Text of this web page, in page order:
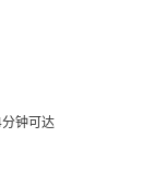
分钟可达